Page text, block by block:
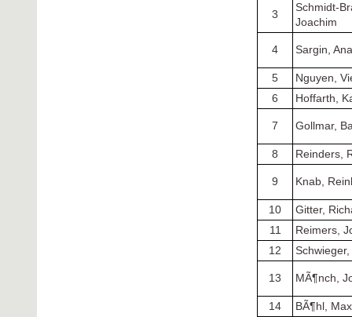
3
Schmidt-
Joachim
4 Sargin,
5
Nguyen,
6
Hoffarth,
7 Gollmar,
8 Reinders,
9 Knab,
10
Gitter,
11
Reimers,
12
13 MÃ¶nch,
14 BÃ¶hl, Max